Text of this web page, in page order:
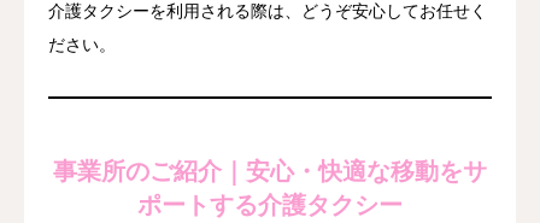
介護タクシーを利用される際は、どうぞ安心してお任せく
ださい。
事業所のご紹介｜安心・快適な移動をサ
ポートする介護タクシー